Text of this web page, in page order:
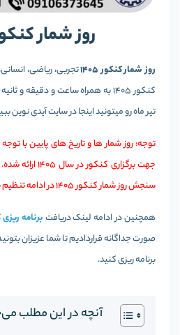
روز شمار کنکور
روز شمار کنکور 1405
تجربی، ریاضی،
کنکور 1405 به همراه ساعت و دقیقه
تیر ماه رو میتونید اینجا در سایت آیدی نوین
توجه: روز شمار ها و تاریخ های پایین با
جهت برگزاری
سنجش روز شمار کنکور 1405 در ادامه تنظیم شده.
همچنین در ادامه لینک دریافتبرنامه
صورت جداگانه قراردادیم تا شما عزیزان
برنامه ریزی کنید.
آنچه در این مطلب